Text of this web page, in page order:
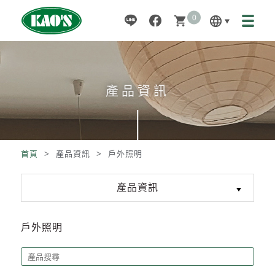
language
shopping_cart 0
產品資訊
首頁 > 產品資訊 > 戶外照明
產品資訊
戶外照明